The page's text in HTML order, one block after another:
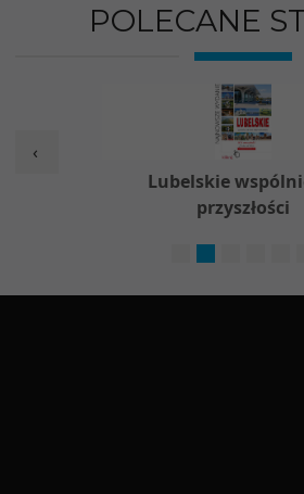
POLECANE
Lubelskie
przyszłości
‹